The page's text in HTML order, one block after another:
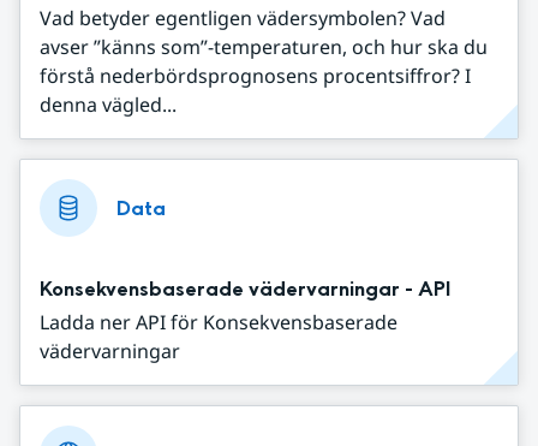
Vad betyder egentligen vädersymbolen? Vad
avser ”känns som”-temperaturen, och hur ska du
förstå nederbördsprognosens procentsiffror? I
denna vägled...
Data
Konsekvensbaserade vädervarningar - API
Ladda ner API för Konsekvensbaserade
vädervarningar